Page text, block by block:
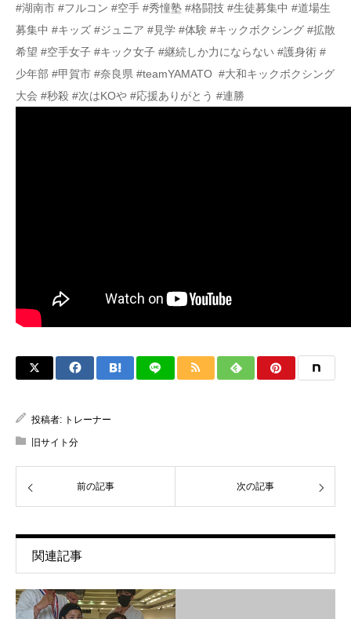
#湖南市 #フルコン #空手 #秀憧塾 #格闘技 #生徒募集中 #道場生
募集中 #キッズ #ジュニア #見学 #体験 #キックボクシング #拡散
希望 #空手女子 #キック女子 #継続しか力にならない #護身術 #
少年部 #甲賀市 #奈良県 #teamYAMATO #大和キックボクシング
大会 #秒殺 #次はKOや #応援ありがとう #連勝
投稿者: トレーナー
旧サイト分
前の記事 次の記事
関連記事